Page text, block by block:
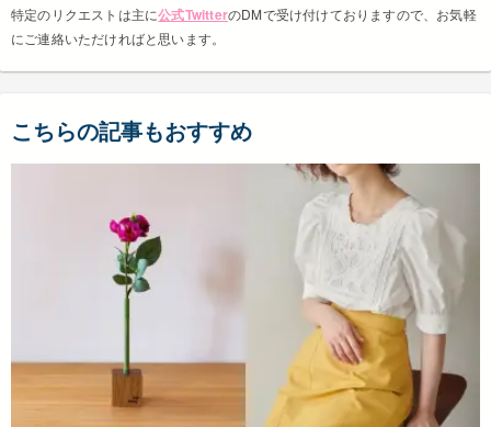
特定のリクエストは主に公式TwitterのDMで受け付けておりますので、お気軽
にご連絡いただければと思います。
こちらの記事もおすすめ